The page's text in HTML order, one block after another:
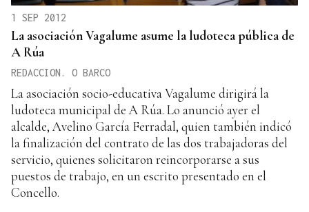
1 SEP 2012
La asociación Vagalume asume la ludoteca pública de
A Rúa
REDACCION. O BARCO
La asociación socio-educativa Vagalume dirigirá la
ludoteca municipal de A Rúa. Lo anunció ayer el
alcalde, Avelino García Ferradal, quien también indicó
la finalización del contrato de las dos trabajadoras del
servicio, quienes solicitaron reincorporarse a sus
puestos de trabajo, en un escrito presentado en el
Concello.